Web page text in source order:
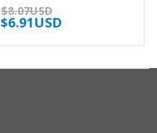
0out of 5
$8.07USD
$6.91USD